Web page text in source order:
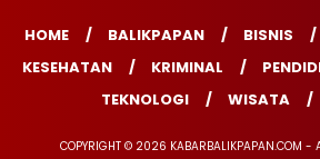
HOME BALIKPAPAN BISNIS
KESEHATAN
KRIMINAL
TEKNOLOGI
WISATA
COPYRIGHT © 2026 KABARBALIKPAPAN.COM -